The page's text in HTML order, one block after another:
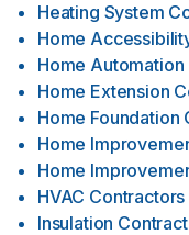
Heating System
Home
Home
Home Extension
Home Foundation
Home
Home
HVAC Contractors
Insulation